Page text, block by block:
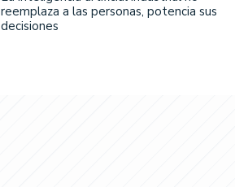
reemplaza a las personas, potencia sus
decisiones